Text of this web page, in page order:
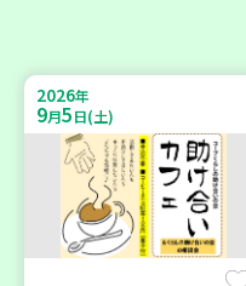
2026年
9月5日(土)